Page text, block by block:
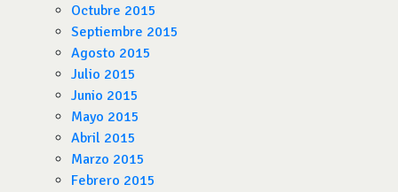
Octubre 2015
Septiembre 2015
Agosto 2015
Julio 2015
Junio 2015
Mayo 2015
Abril 2015
Marzo 2015
Febrero 2015